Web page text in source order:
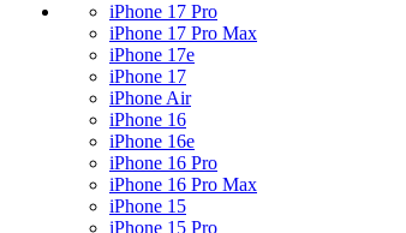
iPhone 17 Pro
iPhone 17 Pro Max
iPhone 17e
iPhone 17
iPhone Air
iPhone 16
iPhone 16e
iPhone 16 Pro
iPhone 16 Pro Max
iPhone 15
iPhone 15 Pro